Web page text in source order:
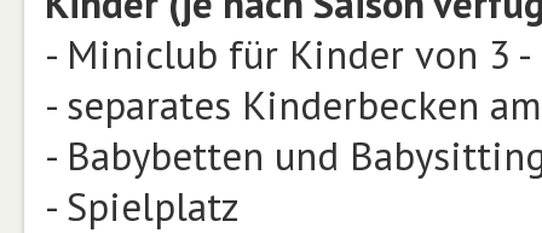
- Miniclub für Kinder von 3 -
- separates Kinderbecken
- Babybetten und
- Spielplatz